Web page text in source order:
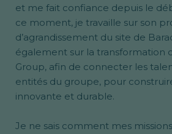
et me fait confiance depuis le
ce moment, je travaille sur son
d’agrandissement du site de
également sur la transformation
Group, afin de connecter les
entités du groupe, pour
innovante et durable.
Je ne sais comment mes